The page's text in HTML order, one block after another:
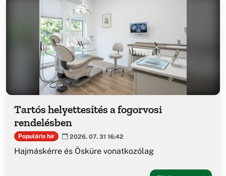
Tartós helyettesítés a fogorvosi
rendelésben
Populáris hír 2026. 07. 31 16:42
Hajmáskérre és Ösküre vonatkozólag